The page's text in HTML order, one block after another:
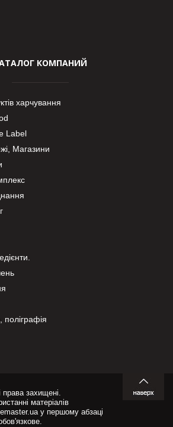
КОМПАНИЙ
харчування
Label
Магазини
поліграфія
захищені.
матеріалів
у першому абзаці